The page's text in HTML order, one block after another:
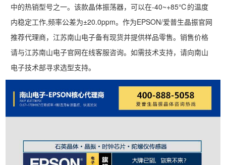
中的热销型号之一。该款晶体振荡器，可以在-40~+85℃的温度
内稳定工作,频率公差为±20.0ppm。作为EPSON/爱普生晶振官网
推荐代理商，江苏南山电子备有现货并提供样品零售。销售价格
请与江苏南山电子官网在线客服咨询。如需技术支持，请向南山
电子技术部寻求选型支持。